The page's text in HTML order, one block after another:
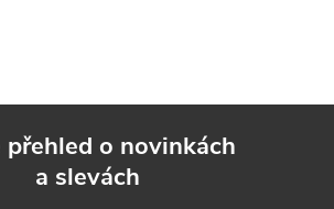
přehled o novinkách
a slevách